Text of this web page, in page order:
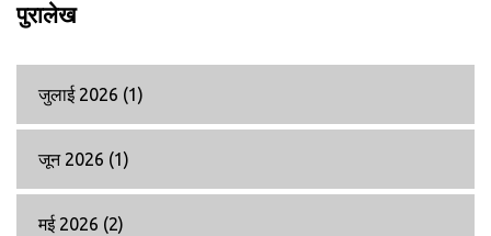
पुरालेख
जुलाई 2026 (1)
जून 2026 (1)
मई 2026 (2)